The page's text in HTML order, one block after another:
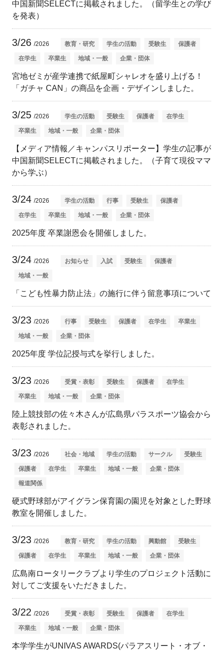
中国新聞SELECTに掲載されました。（留学生との学び
を発表）
3/26 /2026 教育・研究 学生の活動 受験生 保護者
在学生 卒業生 地域・一般 企業・団体
宮地ゼミが産学連携で紙屋町シャレオを盛り上げる！
「ガチャ CAN」の商品を企画・デザインしました。
3/25 /2026 学生の活動 受験生 保護者 在学生
卒業生 地域・一般 企業・団体
【メディア情報／キャンパスリポーター】学生の記事が
中国新聞SELECTに掲載されました。（子育て現役ママ
から学ぶ）
3/24 /2026 学生の活動 行事 受験生 保護者
在学生 卒業生 地域・一般 企業・団体
2025年度 卒業謝恩会を開催しました。
3/24 /2026 お知らせ 入試 受験生 保護者
地域・一般
「こども性暴力防止法」の施行に伴う留意事項について
3/23 /2026 行事 受験生 保護者 在学生 卒業生
地域・一般 企業・団体
2025年度 学位記授与式を挙行しました。
3/23 /2026 受賞・表彰 受験生 保護者 在学生
卒業生 地域・一般 企業・団体
陸上競技部の佐々木さんが広島県パラスポーツ協会から
表彰されました。
3/23 /2026 社会・地域 学生の活動 サークル 受験生
保護者 在学生 卒業生 地域・一般 企業・団体
報道関係
硬式野球部がアイグラン保育園の園児を対象とした野球
教室を開催しました。
3/23 /2026 教育・研究 学生の活動 興動館 受験生
保護者 在学生 卒業生 地域・一般 企業・団体
広島南ロータリークラブより学生のプロジェクト活動に
対してご支援をいただきました。
3/22 /2026 受賞・表彰 受験生 保護者 在学生
卒業生 地域・一般 企業・団体
本学学生がUNIVAS AWARDS(パラアスリート・オブ・